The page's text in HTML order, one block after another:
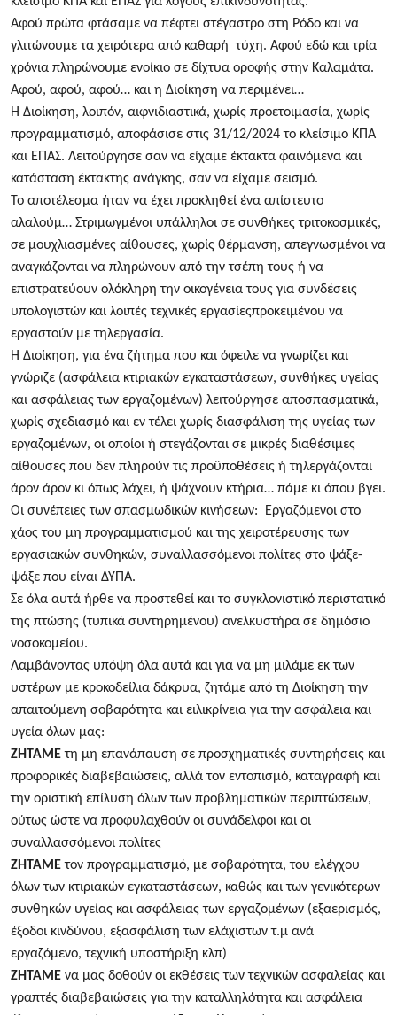
Αφού πρώτα φτάσαμε να πέφτει στέγαστρο στη Ρόδο και να
γλιτώνουμε τα χειρότερα από καθαρή τύχη. Αφού εδώ και τρία
χρόνια πληρώνουμε ενοίκιο σε δίχτυα οροφής στην Καλαμάτα.
Αφού, αφού, αφού… και η Διοίκηση να περιμένει…
Η Διοίκηση, λοιπόν, αιφνιδιαστικά, χωρίς προετοιμασία, χωρίς
προγραμματισμό, αποφάσισε στις 31/12/2024 το κλείσιμο ΚΠΑ
και ΕΠΑΣ. Λειτούργησε σαν να είχαμε έκτακτα φαινόμενα και
κατάσταση έκτακτης ανάγκης, σαν να είχαμε σεισμό.
Το αποτέλεσμα ήταν να έχει προκληθεί ένα απίστευτο
αλαλούμ… Στριμωγμένοι υπάλληλοι σε συνθήκες τριτοκοσμικές,
σε μουχλιασμένες αίθουσες, χωρίς θέρμανση, απεγνωσμένοι να
αναγκάζονται να πληρώνουν από την τσέπη τους ή να
επιστρατεύουν ολόκληρη την οικογένεια τους για συνδέσεις
υπολογιστών και λοιπές τεχνικές εργασίεςπροκειμένου να
εργαστούν με τηλεργασία.
Η Διοίκηση, για ένα ζήτημα που και όφειλε να γνωρίζει και
γνώριζε (ασφάλεια κτιριακών εγκαταστάσεων, συνθήκες υγείας
και ασφάλειας των εργαζομένων) λειτούργησε αποσπασματικά,
χωρίς σχεδιασμό και εν τέλει χωρίς διασφάλιση της υγείας των
εργαζομένων, οι οποίοι ή στεγάζονται σε μικρές διαθέσιμες
αίθουσες που δεν πληρούν τις προϋποθέσεις ή τηλεργάζονται
άρον άρον κι όπως λάχει, ή ψάχνουν κτήρια… πάμε κι όπου βγει.
Οι συνέπειες των σπασμωδικών κινήσεων: Εργαζόμενοι στο
χάος του μη προγραμματισμού και της χειροτέρευσης των
εργασιακών συνθηκών, συναλλασσόμενοι πολίτες στο ψάξε-
ψάξε που είναι ΔΥΠΑ.
Σε όλα αυτά ήρθε να προστεθεί και το συγκλονιστικό περιστατικό
της πτώσης (τυπικά συντηρημένου) ανελκυστήρα σε δημόσιο
νοσοκομείου.
Λαμβάνοντας υπόψη όλα αυτά και για να μη μιλάμε εκ των
υστέρων με κροκοδείλια δάκρυα, ζητάμε από τη Διοίκηση την
απαιτούμενη σοβαρότητα και ειλικρίνεια για την ασφάλεια και
υγεία όλων μας:
ΖΗΤΑΜΕτη μη επανάπαυση σε προσχηματικές συντηρήσεις και
προφορικές διαβεβαιώσεις, αλλά τον εντοπισμό, καταγραφή και
την οριστική επίλυση όλων των προβληματικών περιπτώσεων,
ούτως ώστε να προφυλαχθούν οι συνάδελφοι και οι
συναλλασσόμενοι πολίτες
ΖΗΤΑΜΕτον προγραμματισμό, με σοβαρότητα, του ελέγχου
όλων των κτιριακών εγκαταστάσεων, καθώς και των γενικότερων
συνθηκών υγείας και ασφάλειας των εργαζομένων (εξαερισμός,
έξοδοι κινδύνου, εξασφάλιση των ελάχιστων τ.μ ανά
εργαζόμενο, τεχνική υποστήριξη κλπ)
ΖΗΤΑΜΕ να μας δοθούν οι εκθέσεις των τεχνικών ασφαλείας και
γραπτές διαβεβαιώσεις για την καταλληλότητα και ασφάλεια